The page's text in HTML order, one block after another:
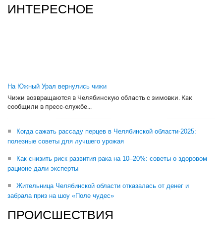
ИНТЕРЕСНОЕ
На Южный Урал вернулись чижи
Чижи возвращаются в Челябинскую область с зимовки. Как
сообщили в пресс-службе...
Когда сажать рассаду перцев в Челябинской области-2025:
полезные советы для лучшего урожая
Как снизить риск развития рака на 10–20%: советы о здоровом
рационе дали эксперты
Жительница Челябинской области отказалась от денег и
забрала приз на шоу «Поле чудес»
ПРОИСШЕСТВИЯ